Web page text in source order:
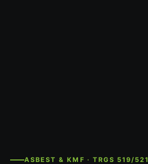
ASBEST & KMF · TRGS 519/521